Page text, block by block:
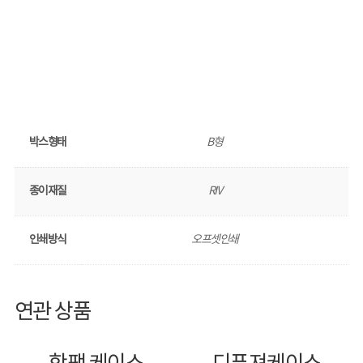
박스형태 B형
종이재질 RIV
인쇄방식 오프셋인쇄
연관 상품